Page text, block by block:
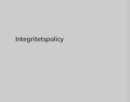
Integritetspolicy